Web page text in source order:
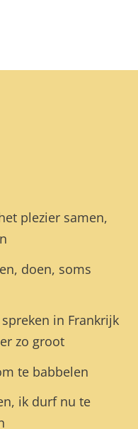
plezier samen,
doen, soms
in Frankrijk
zo groot
te babbelen
ik durf nu te